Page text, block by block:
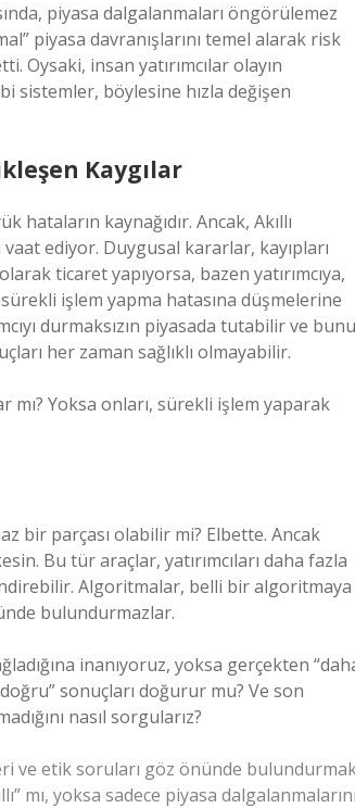
piyasa dalgalanmaları öngörülemez
piyasa davranışlarını temel alarak risk
Oysaki, insan yatırımcılar olayın
sistemler, böylesine hızla değişen
Kaygılar
hataların kaynağıdır. Ancak, Akıllı
vaat ediyor. Duygusal kararlar, kayıpları
ticaret yapıyorsa, bazen yatırımcıya,
sürekli işlem yapma hatasına düşmelerine
durmaksızın piyasada tutabilir ve bunu
her zaman sağlıklı olmayabilir.
mı? Yoksa onları, sürekli işlem yaparak
bir parçası olabilir mi? Elbette. Ancak
Bu tür araçlar, yatırımcıları daha fazla
Algoritmalar, belli bir algoritmaya
bulundurmazlar.
inanıyoruz, yoksa gerçekten
sonuçları doğurur mu? Ve son
nasıl sorgularız?
ve etik soruları göz önünde
mı, yoksa sadece piyasa dalgalanmalarını